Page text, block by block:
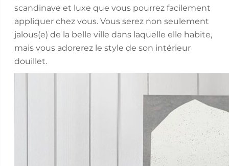
scandinave et luxe que vous pourrez facilement
appliquer chez vous. Vous serez non seulement
jalous(e) de la belle ville dans laquelle elle habite,
mais vous adorerez le style de son intérieur
douillet.